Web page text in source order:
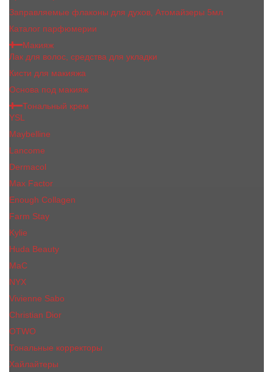
Заправляемые флаконы для духов, Атомайзеры 5мл
Каталог парфюмерии
Макияж
Лак для волос, средства для укладки
Кисти для макияжа
Основа под макияж
Тональный крем
YSL
Maybelline
Lancome
Dermacol
Max Factor
Enough Collagen
Farm Stay
Kylie
Huda Beauty
МаС
NYX
Vivienne Sabo
Сhristiаn Diоr
OTWO
Тональные корректоры
Хайлайтеры